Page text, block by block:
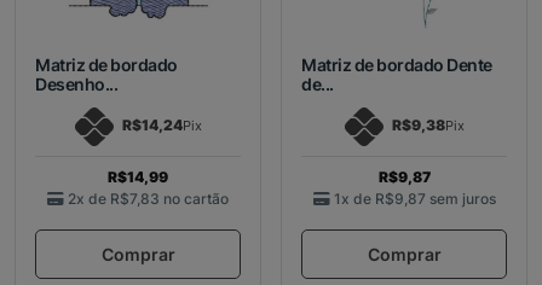
Matriz de bordado
Desenho...
R$14,24Pix
R$14,99
2x de R$7,83 no cartão
Comprar
Matriz de bordado Dente
de...
R$9,38Pix
R$9,87
1x de R$9,87 sem juros
Comprar